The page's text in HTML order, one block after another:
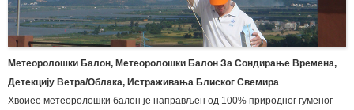
Метеоролошки Балон, Метеоролошки Балон За Сондирање Времена,
Детекцију Ветра/облака, Истраживања Блиског Свемира
Хвоиее метеоролошки балон је направљен од 100% природног гуменог